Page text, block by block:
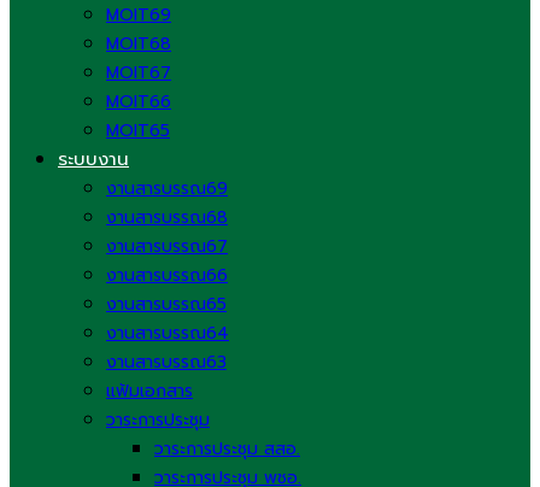
MOIT69
MOIT68
MOIT67
MOIT66
MOIT65
ระบบงาน
งานสารบรรณ69
งานสารบรรณ68
งานสารบรรณ67
งานสารบรรณ66
งานสารบรรณ65
งานสารบรรณ64
งานสารบรรณ63
แฟ้มเอกสาร
วาระการประชุม
วาระการประชุม สสอ.
วาระการประชุม พชอ.